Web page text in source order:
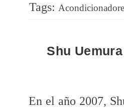
Tags:
Shu
En el año 2007,